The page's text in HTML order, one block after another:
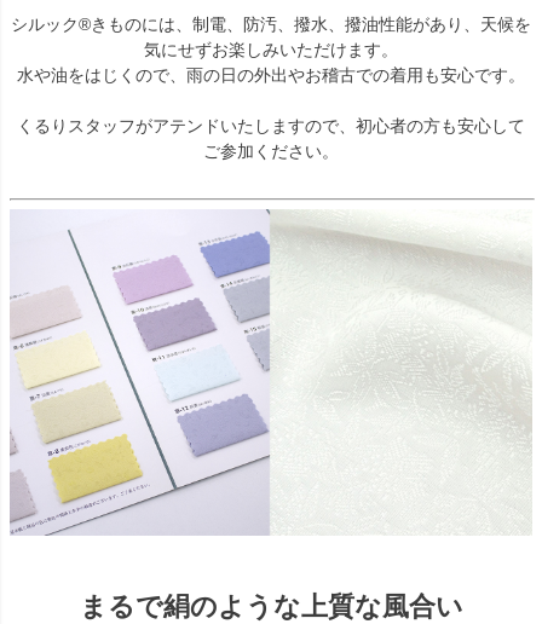
シルック®きものには、制電、防汚、撥水、撥油性能があり、天候を
気にせずお楽しみいただけます。
水や油をはじくので、雨の日の外出やお稽古での着用も安心です。
くるりスタッフがアテンドいたしますので、初心者の方も安心して
ご参加ください。
まるで絹のような上質な風合い